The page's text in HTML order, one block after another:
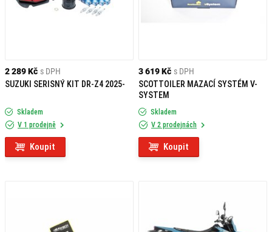
2 289 Kč s DPH
SUZUKI SERISNÝ KIT DR-Z4 2025-
Skladem
V 1 prodejně
Koupit
3 619 Kč s DPH
SCOTTOILER MAZACÍ SYSTÉM V-
SYSTEM
Skladem
V 2 prodejnách
Koupit